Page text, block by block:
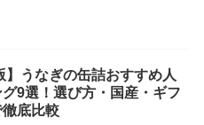
】うなぎの缶詰おすすめ人
9選！選び方・国産・ギフ
徹底比較